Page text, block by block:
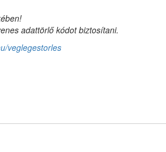
adattörlő kódot biztosítani.
veglegestorles